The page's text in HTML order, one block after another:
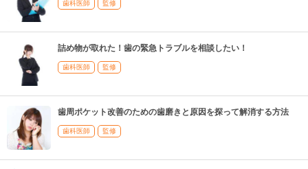
歯科医師 監修
詰め物が取れた！歯の緊急トラブルを相談したい！
歯科医師 監修
歯周ポケット改善のための歯磨きと原因を探って解消する方法
歯科医師 監修